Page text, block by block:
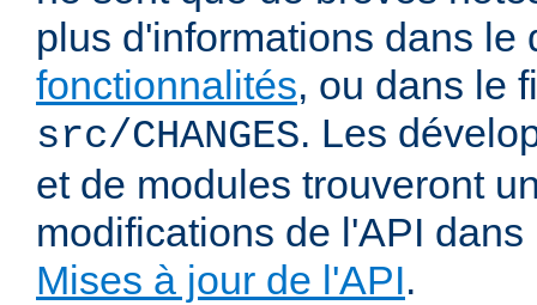
plus d'informations dans
fonctionnalités, ou dans le
src/CHANGES. Les
et de modules trouveront
modifications de l'API
Mises à jour de l'API.